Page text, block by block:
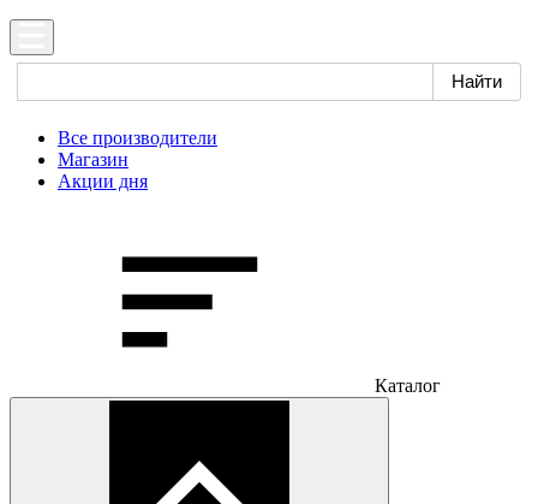
Все производители
Магазин
Акции дня
Каталог